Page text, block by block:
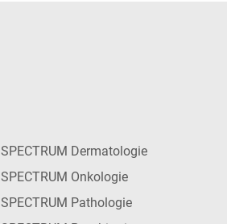
SPECTRUM Dermatologie
SPECTRUM Onkologie
SPECTRUM Pathologie